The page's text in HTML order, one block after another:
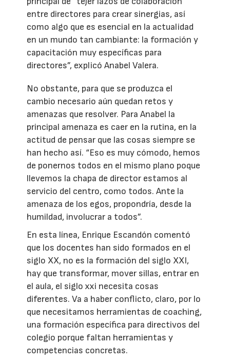
entre directores para crear sinergias, así
como algo que es esencial en la actualidad
en un mundo tan cambiante: la formación y
capacitación muy específicas para
directores”, explicó Anabel Valera.
No obstante, para que se produzca el
cambio necesario aún quedan retos y
amenazas que resolver. Para Anabel la
principal amenaza es caer en la rutina, en la
actitud de pensar que las cosas siempre se
han hecho así. “Eso es muy cómodo, hemos
de ponernos todos en el mismo plano poque
llevemos la chapa de director estamos al
servicio del centro, como todos. Ante la
amenaza de los egos, propondría, desde la
humildad, involucrar a todos”.
En esta línea, Enrique Escandón comentó
que los docentes han sido formados en el
siglo XX, no es la formación del siglo XXI,
hay que transformar, mover sillas, entrar en
el aula, el siglo xxi necesita cosas
diferentes. Va a haber conflicto, claro, por lo
que necesitamos herramientas de coaching,
una formación específica para directivos del
colegio porque faltan herramientas y
competencias concretas.